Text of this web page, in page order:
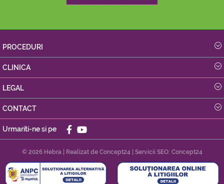
PROCEDURI
CLINICA
LEGAL
CONTACT
Urmariti-ne si pe
© 2026 Hebra | Realizat de Concept24| Servicii SEO: Concept24